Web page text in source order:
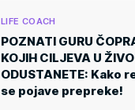
LIFE COACH
POZNATI GURU
KOJIH CILJEVA U
ODUSTANETE: Kako
se pojave prepreke!